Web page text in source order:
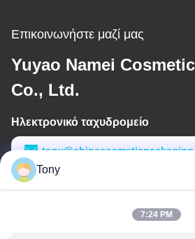
Επικοινωνήστε μαζί μας
Yuyao Namei
Co., Ltd.
Ηλεκτρονικό ταχυδρομείο
Εργασιακό χρόνο
Tony
7:24 PM